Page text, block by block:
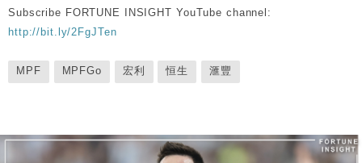
Subscribe FORTUNE INSIGHT YouTube channel:
http://bit.ly/2FgJTen
MPF MPFGo 宏利 恒生 滙豐